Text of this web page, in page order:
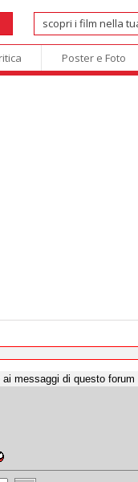
Poster e Foto
messaggi di questo forum